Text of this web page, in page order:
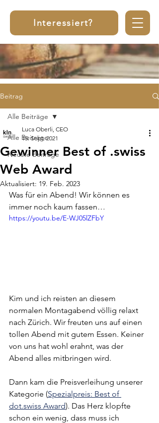
Interessiert?
Beitrag
Alle Beiträge
Neuste Beiträge
Alle Beiträge
Gewinner Best of .swiss
Web Award
Luca Oberli, CEO
15. Sept. 2021
Aktualisiert: 19. Feb. 2023
Was für ein Abend! Wir können es
immer noch kaum fassen…
https://youtu.be/E-WJ05lZFbY
Kim und ich reisten an diesem
normalen Montagabend völlig relaxt
nach Zürich. Wir freuten uns auf einen
tollen Abend mit gutem Essen. Keiner
von uns hat wohl erahnt, was der
Abend alles mitbringen wird.
Dann kam die Preisverleihung unserer
Kategorie (Spezialpreis: Best of
dot.swiss Award). Das Herz klopfte
schon ein wenig, dass muss ich